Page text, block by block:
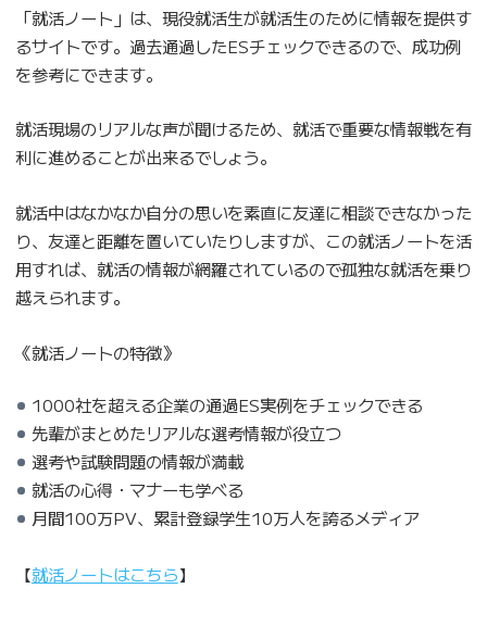
「就活ノート」は、現役就活生が就活生のために情報を提供す
るサイトです。過去通過したESチェックできるので、成功例
を参考にできます。
就活現場のリアルな声が聞けるため、就活で重要な情報戦を有
利に進めることが出来るでしょう。
就活中はなかなか自分の思いを素直に友達に相談できなかった
り、友達と距離を置いていたりしますが、この就活ノートを活
用すれば、就活の情報が網羅されているので孤独な就活を乗り
越えられます。
《就活ノートの特徴》
1000社を超える企業の通過ES実例をチェックできる
先輩がまとめたリアルな選考情報が役立つ
選考や試験問題の情報が満載
就活の心得・マナーも学べる
月間100万PV、累計登録学生10万人を誇るメディア
【就活ノートはこちら】